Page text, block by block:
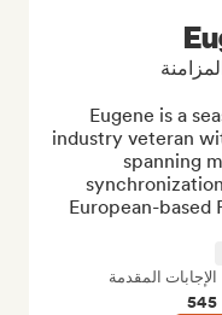
Eugene is a
industry veteran
spanning
European-based
الإجابات المقدمة
545